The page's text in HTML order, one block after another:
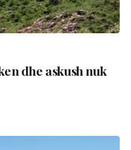
dhe askush nuk